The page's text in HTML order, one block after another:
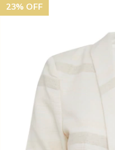
23% OFF